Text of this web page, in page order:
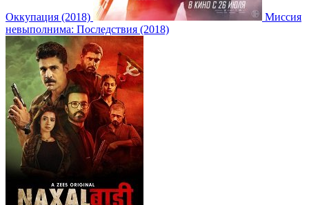
Оккупация (2018)
Миссия
невыполнима: Последствия (2018)